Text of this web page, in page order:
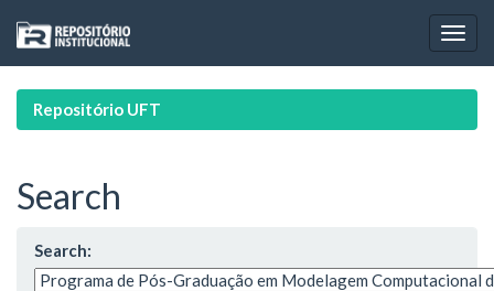
navigation
Repositório UFT
Search
Search: